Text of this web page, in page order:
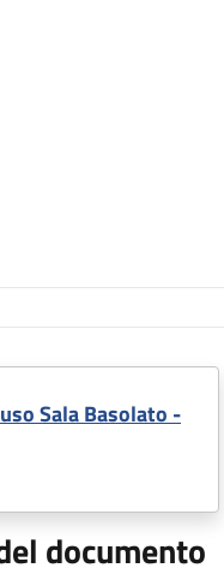
Sala Basolato -
documento